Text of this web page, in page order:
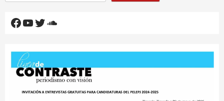
Facebook
YouTube
Twitter
SoundCloud